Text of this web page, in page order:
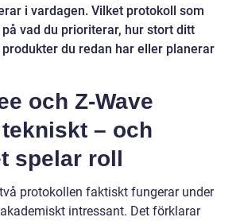
i vardagen. Vilket protokoll som
vad du prioriterar, hur stort ditt
du redan har eller planerar
och Z-Wave
– och
spelar roll
protokollen faktiskt fungerar under
intressant. Det förklarar